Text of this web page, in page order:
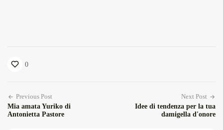
0
Previous Post
Mia amata Yuriko di
Antonietta Pastore
Next Post
Idee di tendenza per la tua
damigella d'onore